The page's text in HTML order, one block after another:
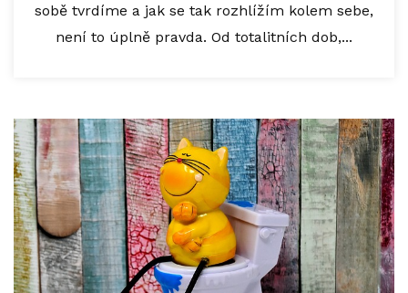
sobě tvrdíme a jak se tak rozhlížím kolem sebe,
není to úplně pravda. Od totalitních dob,...